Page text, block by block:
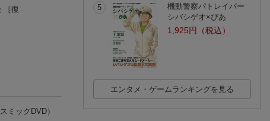
［復
〈サスペンス映画コ
一度は観たい！名作
映画コレクション
〈素晴らしき哉、人
生！〉
(1件)
〈サスペンス映
レクション〉名
演じる不滅の世界
スミックDVD）
5
機動警察パトレイバー
シバシゲオ×ぴあ
1,925円（税込）
エンタメ・ゲームランキングを見る